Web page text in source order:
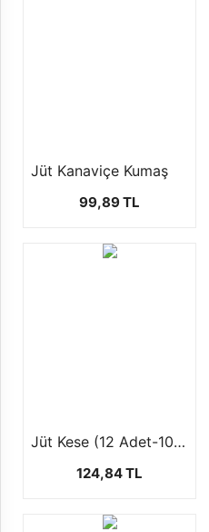
Jüt Kanaviçe Kumaş
99,89 TL
Jüt Kese (12 Adet-10x12cm)
124,84 TL